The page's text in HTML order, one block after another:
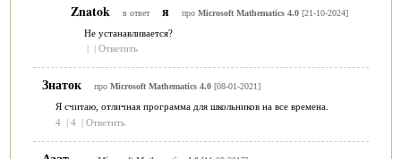
Znatok в ответ я про Microsoft Mathematics 4.0[21-10-2024]
Не устанавливается?
| | Ответить
Знаток про Microsoft Mathematics 4.0[08-01-2021]
Я считаю, отличная программа для школьников на все времена.
4 | 4 | Ответить